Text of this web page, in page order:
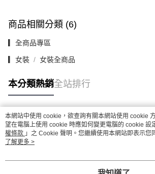
商品相關分類 (6)
▎全商品專區
▎女裝 女裝全商品
本分類熱銷全站排行
熱門標籤
本網站中使用 cookie，欲查詢有關本網站使用 cookie
望在電腦上使用 cookie 時應如何變更電腦的 cookie 設
權條款 」之 Cookie 聲明。您繼續使用本網站即表示您
用條款之 Cookie 聲明使用 cookie。
了解更多 >